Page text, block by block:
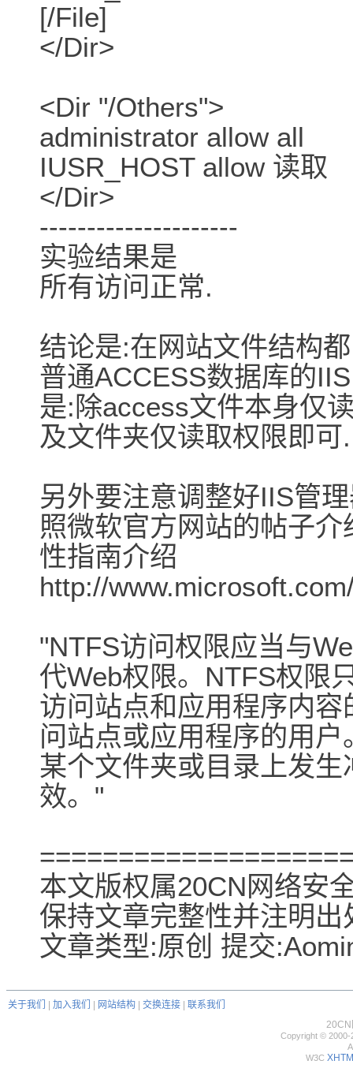
[/File]
</Dir>
<Dir "/Others">
administrator allow all
IUSR_HOST allow 读取
</Dir>
---------------------
实验结果是
所有访问正常.
结论是:在网站文件结构
普通ACCESS数据库的
是:除access文件本身仅
及文件夹仅读取权限即可.
另外要注意调整好IIS管
照微软官方网站的帖子
性指南介绍
http://
"NTFS访问权限应当与
代Web权限。NTFS权限
访问站点和应用程序内
问站点或应用程序的用
某个文件夹或目录上发
效。"
本文版权属20CN网络安
保持文章完整性并注明出
文章类型:原创 提交
关于我们 加入我们 网站结构 交换连接
联系我们
20CN
Copyright © 2000-
W3C